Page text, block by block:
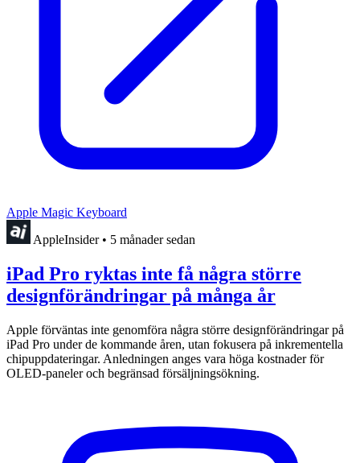
Apple Magic Keyboard
AppleInsider • 5 månader sedan
iPad Pro ryktas inte få några större
designförändringar på många år
Apple förväntas inte genomföra några större designförändringar på
iPad Pro under de kommande åren, utan fokusera på inkrementella
chipuppdateringar. Anledningen anges vara höga kostnader för
OLED-paneler och begränsad försäljningsökning.